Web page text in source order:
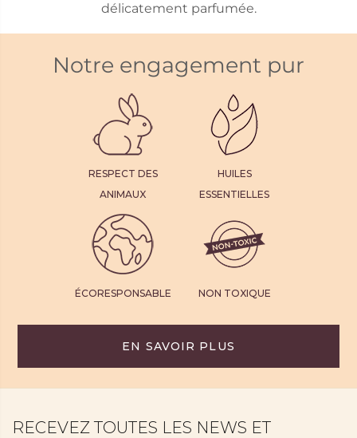
délicatement parfumée.
Notre engagement pur
RESPECT DES
ANIMAUX
HUILES
ESSENTIELLES
ÉCORESPONSABLE NON TOXIQUE
EN SAVOIR PLUS
RECEVEZ TOUTES LES NEWS ET